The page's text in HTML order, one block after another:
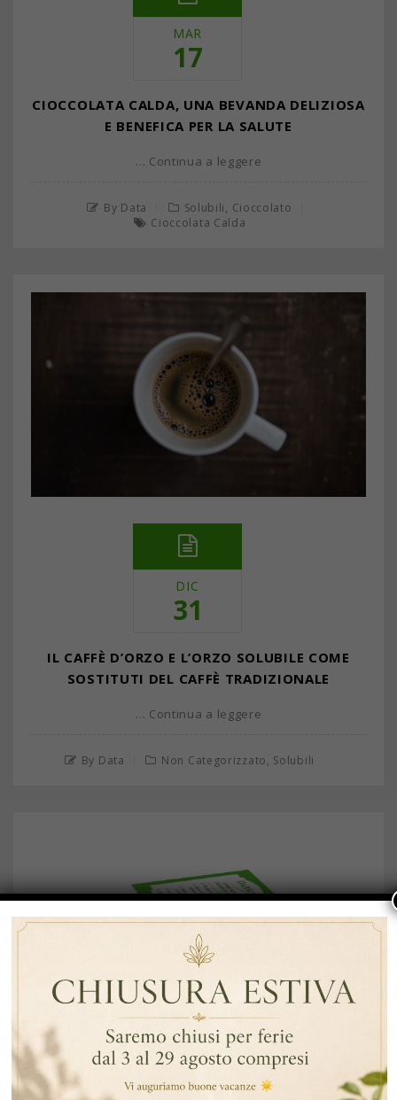
MAR
17
CIOCCOLATA CALDA, UNA BEVANDA DELIZIOSA
E BENEFICA PER LA SALUTE
… Continua a leggere
By Data Solubili
Cioccolato
Cioccolata Calda
DIC
31
IL CAFFÈ D’ORZO E L’ORZO SOLUBILE COME
SOSTITUTI DEL CAFFÈ TRADIZIONALE
… Continua a leggere
By Data Non Categorizzato Solubili